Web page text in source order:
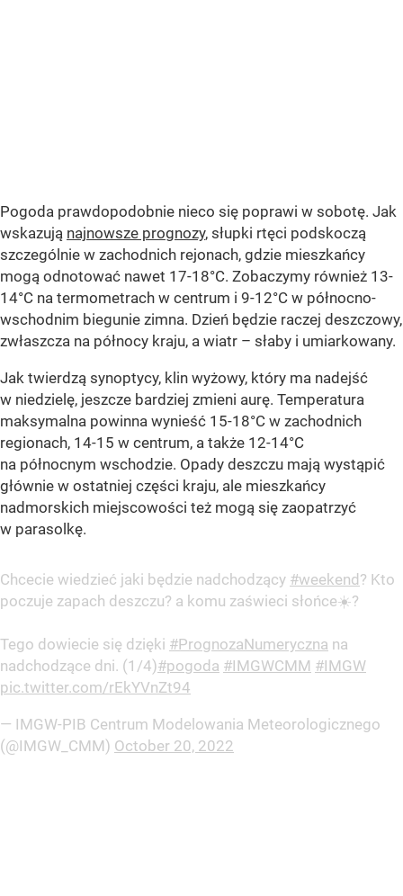
Pogoda prawdopodobnie nieco się poprawi w sobotę. Jak
wskazują najnowsze prognozy, słupki rtęci podskoczą
szczególnie w zachodnich rejonach, gdzie mieszkańcy
mogą odnotować nawet 17-18°C. Zobaczymy również 13-
14°C na termometrach w centrum i 9-12°C w północno-
wschodnim biegunie zimna. Dzień będzie raczej deszczowy,
zwłaszcza na północy kraju, a wiatr – słaby i umiarkowany.
Jak twierdzą synoptycy, klin wyżowy, który ma nadejść
w niedzielę, jeszcze bardziej zmieni aurę. Temperatura
maksymalna powinna wynieść 15-18°C w zachodnich
regionach, 14-15 w centrum, a także 12-14°C
na północnym wschodzie. Opady deszczu mają wystąpić
głównie w ostatniej części kraju, ale mieszkańcy
nadmorskich miejscowości też mogą się zaopatrzyć
w parasolkę.
Chcecie wiedzieć jaki będzie nadchodzący #weekend? Kto
poczuje zapach deszczu? a komu zaświeci słońce☀️?
Tego dowiecie się dzięki #PrognozaNumeryczna na
nadchodzące dni. (1/4)#pogoda #IMGWCMM #IMGW
pic.twitter.com/rEkYVnZt94
— IMGW-PIB Centrum Modelowania Meteorologicznego
(@IMGW_CMM) October 20, 2022